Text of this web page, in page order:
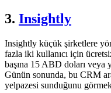
3. Insightly
Insightly küçük şirketlere
fazla iki kullanıcı için
başına 15 ABD doları veya
Günün sonunda, bu CRM
yelpazesi sunduğunu